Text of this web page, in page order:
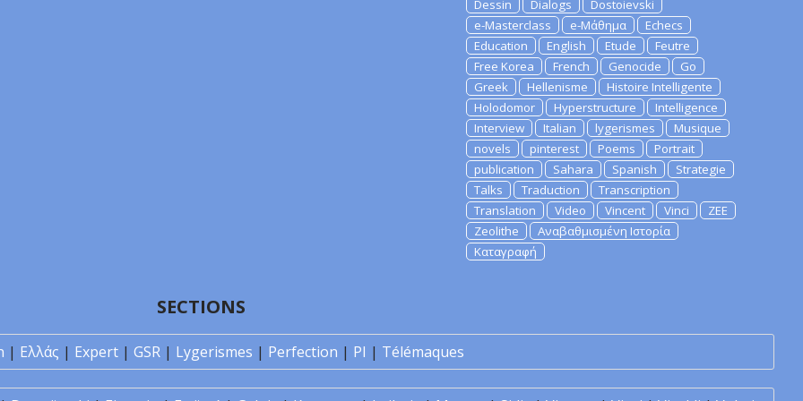
Dessin
Dialogs
Dostoievski
e-Masterclass
e-Μάθημα
Echecs
Education
English Etude
Feutre
Free Korea
French Genocide
Go
Greek
Hellenisme
Histoire Intelligente
Holodomor
Hyperstructure
Intelligence
Interview
Italian lygerismes
Musique
novels
pinterest Poems
Portrait
publication
Sahara Spanish
Strategie
Talks
Traduction
Transcription
Translation
Video Vincent Vinci
ZEE
Zeolithe
Αναβαθμισμένη Ιστορία
Καταγραφή
SECTIONS
| Ελλάς | Expert | GSR | Lygerismes | Perfection | PI | Télémaques